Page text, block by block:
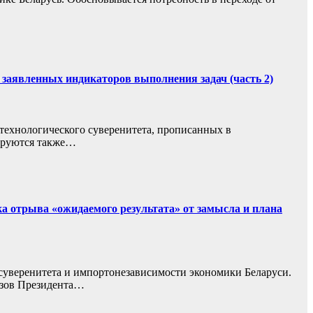
индикаторов выполнения задач (часть 2)
суверенитета, прописанных в
также…
отрыва «ожидаемого результата» от замысла и плана
и импортонезависимости экономики Беларуси.
Президента…